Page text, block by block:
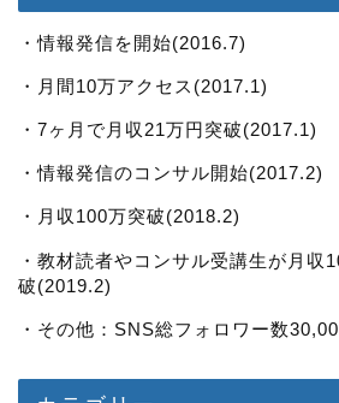
・情報発信を開始(2016.7)
・月間10万アクセス(2017.1)
・7ヶ月で月収21万円突破(2017.1)
・情報発信のコンサル開始(2017.2)
・月収100万突破(2018.2)
・教材読者やコンサル受講生が月収
破(2019.2)
・その他：SNS総フォロワー数